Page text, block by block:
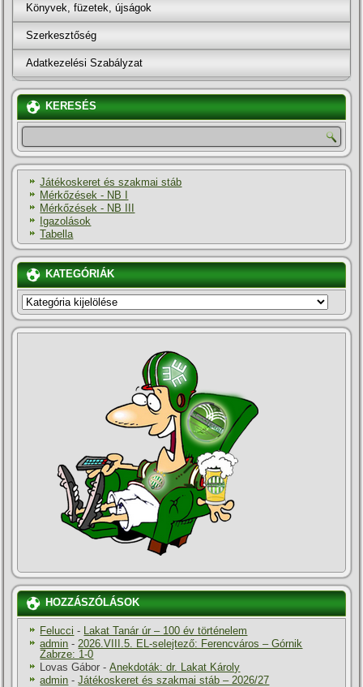
Könyvek, füzetek, újságok
Szerkesztőség
Adatkezelési Szabályzat
KERESÉS
Játékoskeret és szakmai stáb
Mérkőzések - NB I
Mérkőzések - NB III
Igazolások
Tabella
KATEGÓRIÁK
KATEGÓRIÁK
HOZZÁSZÓLÁSOK
Felucci - Lakat Tanár úr – 100 év történelem
admin -2026.VIII.5. EL-selejtező: Ferencváros – Górnik
Zabrze: 1-0
Lovas Gábor -Anekdoták: dr. Lakat Károly
admin -Játékoskeret és szakmai stáb – 2026/27